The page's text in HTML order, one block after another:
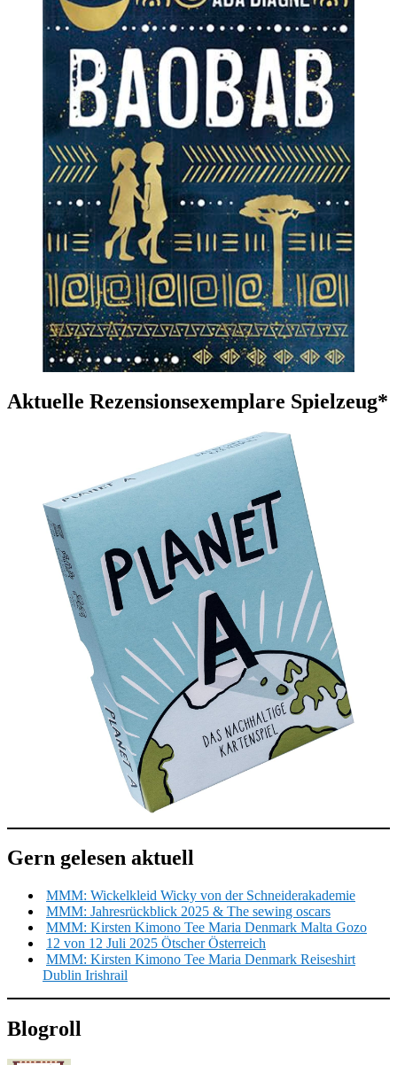
Aktuelle Rezensionsexemplare Spielzeug*
Gern gelesen aktuell
MMM: Wickelkleid Wicky von der Schneiderakademie
MMM: Jahresrückblick 2025 & The sewing oscars
MMM: Kirsten Kimono Tee Maria Denmark Malta Gozo
12 von 12 Juli 2025 Ötscher Österreich
MMM: Kirsten Kimono Tee Maria Denmark Reiseshirt
Dublin Irishrail
Blogroll